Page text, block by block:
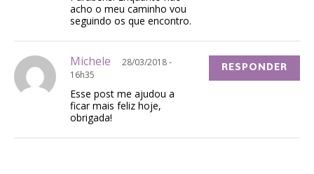
acho o meu caminho vou
seguindo os que encontro.
Michele
28/03/2018 -
16h35
Esse post me ajudou a
ficar mais feliz hoje,
obrigada!
RESPONDER